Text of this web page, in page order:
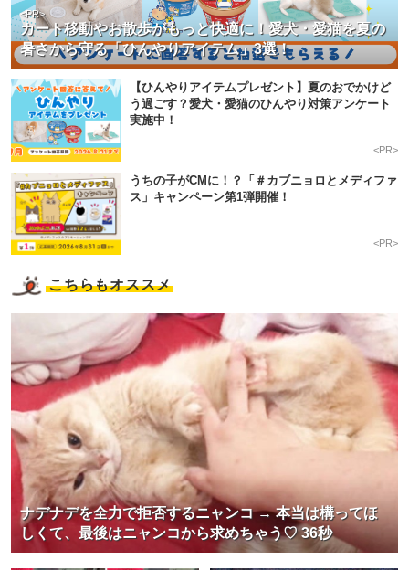
カート移動やお散歩がもっと快適に！愛犬・愛猫を夏の
暑さから守る「ひんやりアイテム」3選！
<PR>
【ひんやりアイテムプレゼント】夏のおでかけど
う過ごす？愛犬・愛猫のひんやり対策アンケート
実施中！
<PR>
うちの子がCMに！？「＃カブニョロとメディファ
ス」キャンペーン第1弾開催！
<PR>
こちらもオススメ
ナデナデを全力で拒否するニャンコ → 本当は構ってほ
しくて、最後はニャンコから求めちゃう♡ 36秒